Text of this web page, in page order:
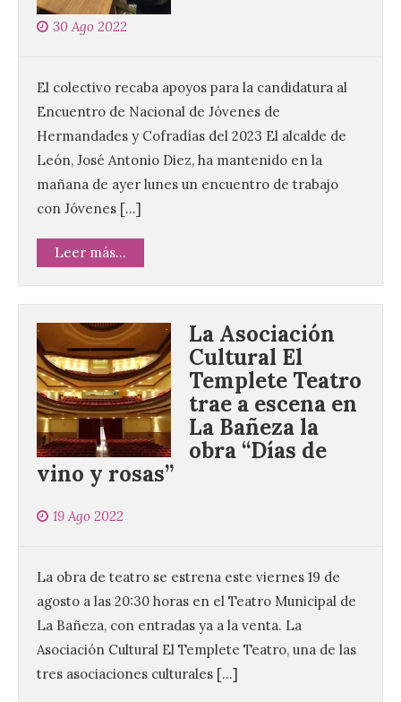
30 Ago 2022
El colectivo recaba apoyos para la candidatura al
Encuentro de Nacional de Jóvenes de
Hermandades y Cofradías del 2023 El alcalde de
León, José Antonio Diez, ha mantenido en la
mañana de ayer lunes un encuentro de trabajo
con Jóvenes […]
Leer más...
La Asociación
Cultural El
Templete Teatro
trae a escena en
La Bañeza la
obra “Días de
vino y rosas”
19 Ago 2022
La obra de teatro se estrena este viernes 19 de
agosto a las 20:30 horas en el Teatro Municipal de
La Bañeza, con entradas ya a la venta. La
Asociación Cultural El Templete Teatro, una de las
tres asociaciones culturales […]